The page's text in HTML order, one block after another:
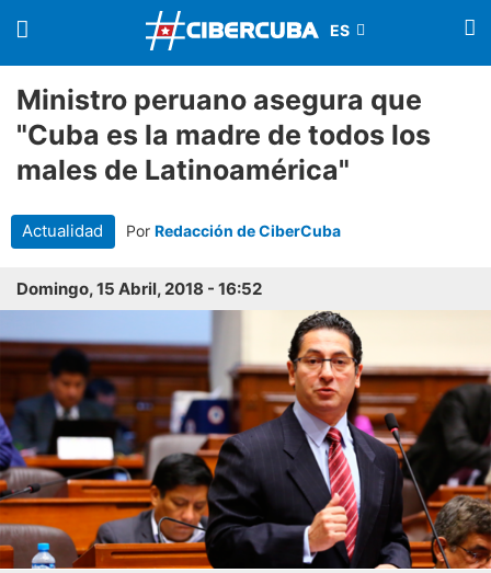
Ministro peruano asegura que
"Cuba es la madre de todos los
males de Latinoamérica"
Actualidad Por Redacción de CiberCuba
Domingo, 15 Abril, 2018 - 16:52